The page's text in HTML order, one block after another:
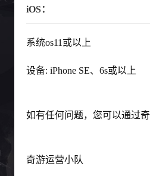
iOS：
系统os11或以上
设备: iPhone SE、6s或以上
如有任何问题，您可以通过
奇游运营小队